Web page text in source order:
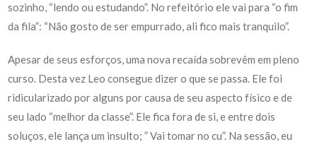
sozinho, “lendo ou estudando”. No refeitório ele vai para “o fim
da fila”: “Não gosto de ser empurrado, ali fico mais tranquilo”.
Apesar de seus esforços, uma nova recaída sobrevêm em pleno
curso. Desta vez Leo consegue dizer o que se passa. Ele foi
ridicularizado por alguns por causa de seu aspecto físico e de
seu lado “melhor da classe”. Ele fica fora de si, e entre dois
soluços, ele lança um insulto; ” Vai tomar no cu”. Na sessão, eu